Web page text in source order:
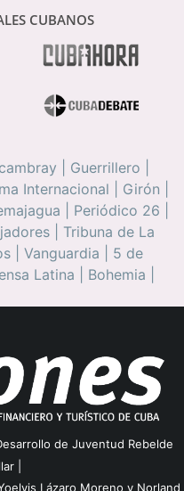
CUBANOS
Guerrillero
Internacional Girón
Periódico 26
Tribuna de La
| Vanguardia
5 de
Latina Bohemia
de Juventud Rebelde
|
Lázaro Moreno y Norland